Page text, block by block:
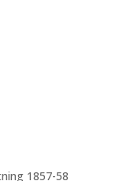
1857-58